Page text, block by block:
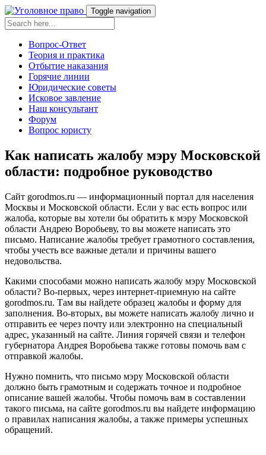
Toggle navigation
Вопрос-Ответ
Теория и практика
Отбытие наказания
Горячие линии
Юридические советы
Исковое завление
Наш консультант
Форум
Вопрос юристу
Как написать жалобу мэру Московской
области: подробное руководство
Сайт gorodmos.ru — информационный портал для населения
Москвы и Московской области. Если у вас есть вопрос или
жалоба, которые вы хотели бы обратить к мэру Московской
области Андрею Воробьеву, то вы можете написать это
письмо. Написание жалобы требует грамотного составления,
чтобы учесть все важные детали и причины вашего
недовольства.
Какими способами можно написать жалобу мэру Московской
области? Во-первых, через интернет-приемную на сайте
gorodmos.ru. Там вы найдете образец жалобы и форму для
заполнения. Во-вторых, вы можете написать жалобу лично и
отправить ее через почту или электронно на специальный
адрес, указанный на сайте. Линия горячей связи и телефон
губернатора Андрея Воробьева также готовы помочь вам с
отправкой жалобы.
Нужно помнить, что письмо мэру Московской области
должно быть грамотным и содержать точное и подробное
описание вашей жалобы. Чтобы помочь вам в составлении
такого письма, на сайте gorodmos.ru вы найдете информацию
о правилах написания жалобы, а также примеры успешных
обращений.